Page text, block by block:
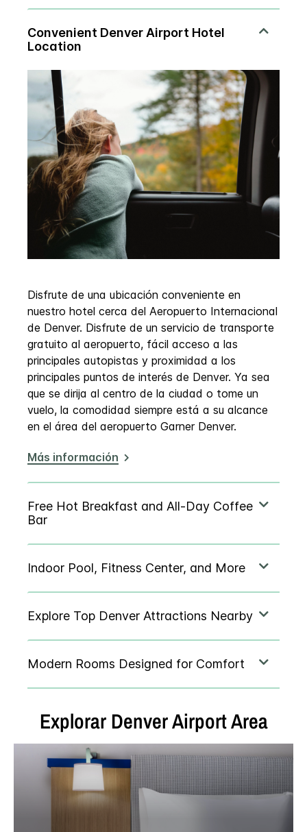
Disfrute de una ubicación conveniente en
nuestro hotel cerca del Aeropuerto Internacional
de Denver. Disfrute de un servicio de transporte
gratuito al aeropuerto, fácil acceso a las
principales autopistas y proximidad a los
principales puntos de interés de Denver. Ya sea
que se dirija al centro de la ciudad o tome un
vuelo, la comodidad siempre está a su alcance
en el área del aeropuerto Garner Denver.
Más información
Explorar Denver Airport Area